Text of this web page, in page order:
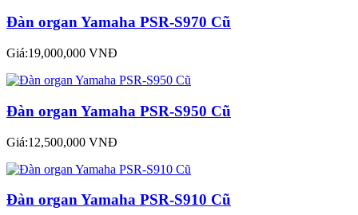
Đàn organ Yamaha PSR-S970 Cũ
Giá:19,000,000 VNĐ
Đàn organ Yamaha PSR-S950 Cũ
Giá:12,500,000 VNĐ
Đàn organ Yamaha PSR-S910 Cũ